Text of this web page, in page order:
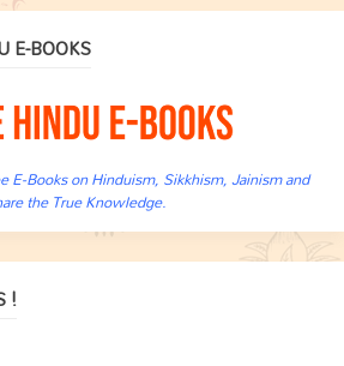
E-BOOKS
E-Books on Hinduism, Sikkhism, Jainism and
the True Knowledge.
!